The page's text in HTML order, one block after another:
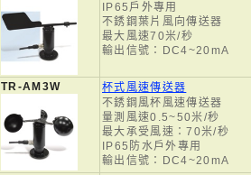
IP65戶外專用
不銹鋼葉片風向傳送器
最大風速70米/秒
輸出信號：DC4~20mA
TR-AM3W
杯式風速傳送器
不銹鋼風杯風速傳送器
量測風速0.5~50米/秒
最大承受風速：70米/秒
IP65防水戶外專用
輸出信號：DC4~20mA